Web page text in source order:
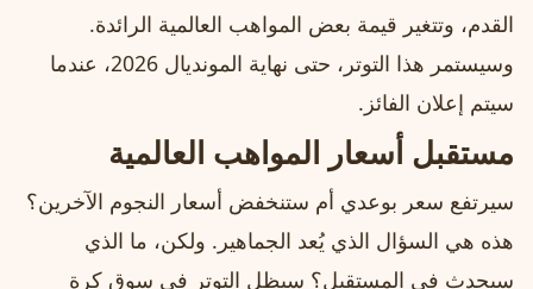
القدم، وتتغير قيمة بعض المواهب العالمية الرائدة.
وسيستمر هذا التوتر، حتى نهاية المونديال 2026، عندما
سيتم إعلان الفائز.
مستقبل أسعار المواهب العالمية
سيرتفع سعر بوعدي أم ستنخفض أسعار النجوم الآخرين؟
هذه هي السؤال الذي يُعد الجماهير. ولكن، ما الذي
سيحدث في المستقبل؟ سيظل التوتر في سوق كرة